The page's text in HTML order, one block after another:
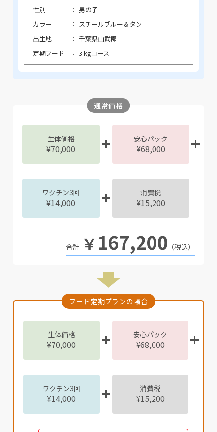
性別
男の子
カラー
スチールブルー＆タン
出生地
千葉県山武郡
定期フード
3 kgコース
通常価格
生体価格
¥70,000
安心パック
¥68,000
ワクチン3回
¥14,000
消費税
¥15,200
￥167,200 （税込）
フード定期プランの場合
生体価格
¥70,000
安心パック
¥68,000
ワクチン3回
¥14,000
消費税
¥15,200